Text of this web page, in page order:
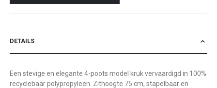
DETAILS
Een stevige en elegante 4-poots model kruk vervaardigd in 100%
recyclebaar polypropyleen. Zithoogte 75 cm, stapelbaar en